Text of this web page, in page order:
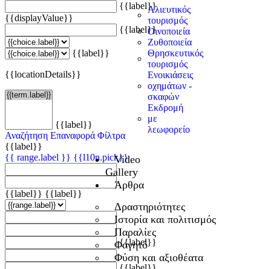
Αλιευτικός
τουρισμός
Οινοποιεία
Ζυθοποιεία
Θρησκευτικός
τουρισμός
Ενοικιάσεις
οχημάτων -
σκαφών
Εκδρομή
με
λεωφορείο
Video
Gallery
Άρθρα
Δραστηριότητες
Ιστορία και πολιτισμός
Παραλίες
Φαγητό
Φύση και αξιοθέατα
{{label}}
{{displayValue}}
{{label}}
{{label}}
{{locationDetails}}
{{label}}
Αναζήτηση Επαναφορά Φίλτρα
{{label}}
{{ range.label }} {{l10n.pick}}
{{label}} {{label}}
{{label}}